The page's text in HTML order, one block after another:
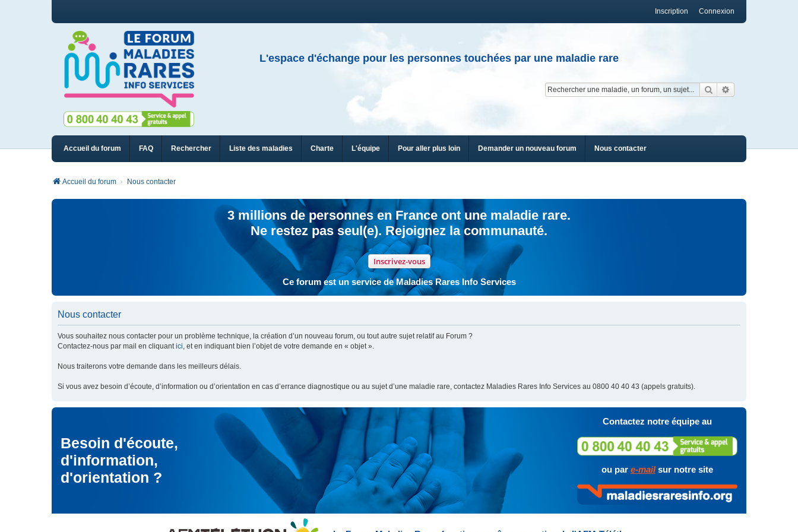
Connexion
Inscription
L'espace d'échange pour les personnes touchées par une maladie rare
Rechercher
Accueil du forum FAQ Rechercher Liste des maladies Charte L'équipe Pour aller plus loin Demander un nouveau forum Nous contacter
Accueil du forum Nous contacter
3 millions de personnes en France ont une maladie rare.
Ne restez pas seul(e). Rejoignez la communauté.
Inscrivez-vous
Ce forum est un service de Maladies Rares Info Services
Nous contacter
Vous souhaitez nous contacter pour un problème technique, la création d’un nouveau forum, ou tout autre sujet relatif au Forum ?
Contactez-nous par mail en cliquantici, et en indiquant bien l’objet de votre demande en « objet ».
Nous traiterons votre demande dans les meilleurs délais.
Si vous avez besoin d’écoute, d’information ou d’orientation en cas d’errance diagnostique ou au sujet d’une maladie rare, contactez Maladies Rares Info Services au 0800 40 40 43 (appels gratuits).
Besoin d'écoute,
d'information,
d'orientation ?
Contactez notre équipe au
ou par e-mailsur notre site